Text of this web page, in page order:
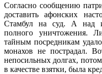
Согласно сообщению
доставить афонских
Стамбул на суд. А над
полного уничтожения.
тайным посредникам
монахов не пострадал.
непосильных долгах,
в качестве взятки, была